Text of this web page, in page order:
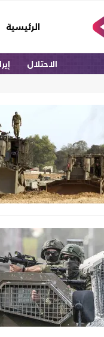
الرئيسية
(current)
الاحتلال